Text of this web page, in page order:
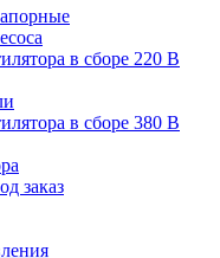
в сборе 220 В
в сборе 380 В
заказ